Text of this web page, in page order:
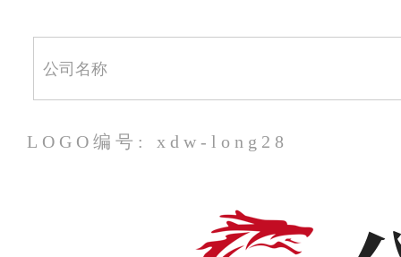
LOGO编号: xdw-long28